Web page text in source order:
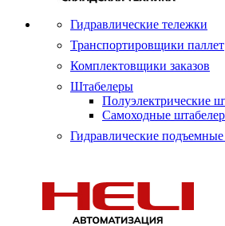
Гидравлические тележки
Транспортировщики паллет
Комплектовщики заказов
Штабелеры
Полуэлектрические
Самоходные
Гидравлические